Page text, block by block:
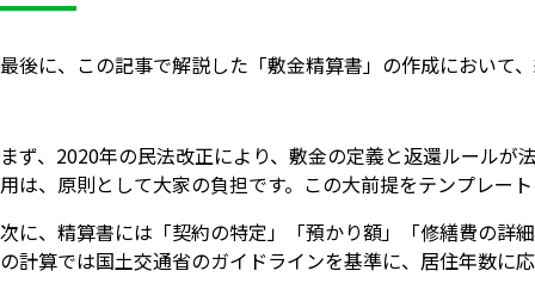
最後に、この記事で解説した「敷金精算書」の作成において
まず、2020年の民法改正により、敷金の定義と返還ルール
用は、原則として大家の負担です。この大前提をテンプレー
次に、精算書には「契約の特定」「預かり額」「修繕費の詳
の計算では国土交通省のガイドラインを基準に、居住年数に